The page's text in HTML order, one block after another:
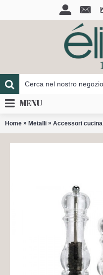
MENU
Home » Metalli » Accessori cucina